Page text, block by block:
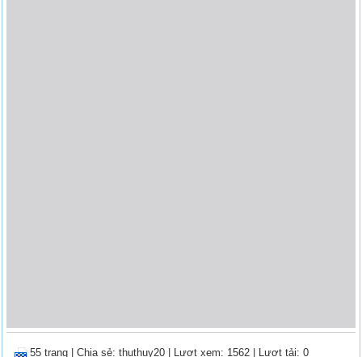
55 trang |Chia sẻ:thuthuy20 | Lượt xem: 1562 | Lượt tải: 0